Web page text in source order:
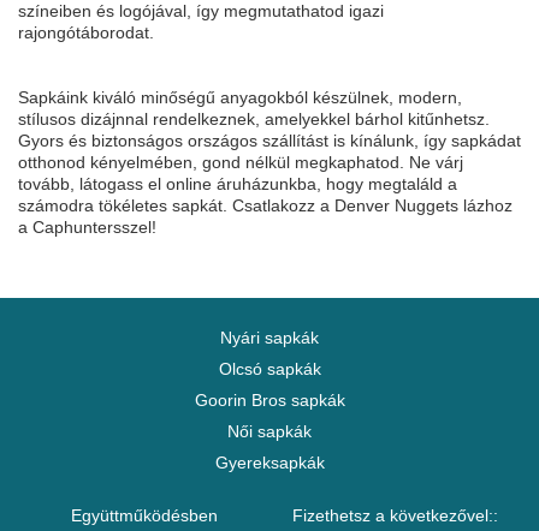
színeiben és logójával, így megmutathatod igazi
rajongótáborodat.
Sapkáink kiváló minőségű anyagokból készülnek, modern,
stílusos dizájnnal rendelkeznek, amelyekkel bárhol kitűnhetsz.
Gyors és biztonságos országos szállítást is kínálunk, így sapkádat
otthonod kényelmében, gond nélkül megkaphatod. Ne várj
tovább, látogass el online áruházunkba, hogy megtaláld a
számodra tökéletes sapkát. Csatlakozz a Denver Nuggets lázhoz
a Caphuntersszel!
Nyári sapkák
Olcsó sapkák
Goorin Bros sapkák
Női sapkák
Gyereksapkák
Együttműködésben
Fizethetsz a következővel::